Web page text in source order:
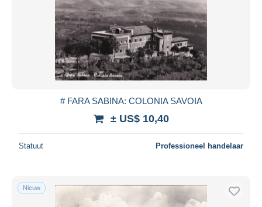
# FARA SABINA: COLONIA SAVOIA
± US$ 10,40
Statuut Professioneel handelaar
Nieuw